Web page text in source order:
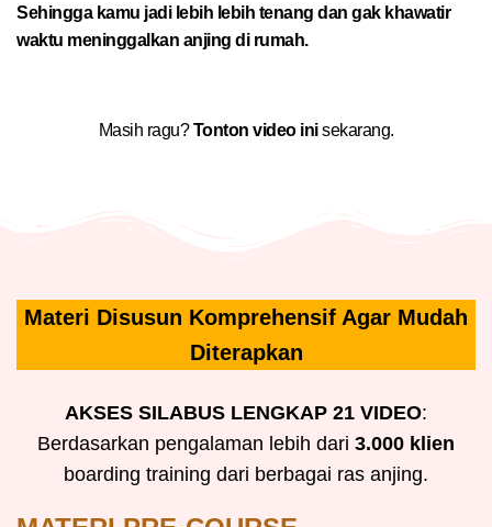
Sehingga kamu jadi lebih lebih tenang dan gak khawatir
waktu meninggalkan anjing di rumah.
Masih ragu?Tonton video inisekarang.
Materi Disusun Komprehensif Agar Mudah
Diterapkan
AKSES SILABUS LENGKAP 21 VIDEO:
Berdasarkan pengalaman lebih dari 3.000 klien
boarding training dari berbagai ras anjing.